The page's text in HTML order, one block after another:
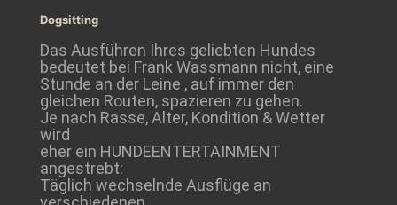
Dogsitting
Das Ausführen Ihres geliebten Hundes
bedeutet bei Frank Wassmann nicht, eine
Stunde an der Leine , auf immer den
gleichen Routen, spazieren zu gehen.
Je nach Rasse, Alter, Kondition & Wetter
wird
eher ein HUNDEENTERTAINMENT
angestrebt:
Täglich wechselnde Ausflüge an